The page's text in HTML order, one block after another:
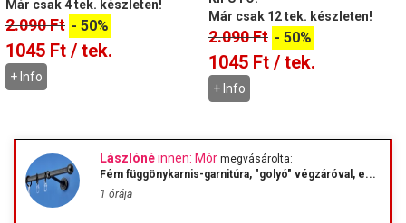
Már csak 4 tek. készleten!
2.090Ft - 50%
1045 Ft / tek.
+ Info
Már csak 12 tek. készleten!
2.090Ft - 50%
1045 Ft / tek.
+ Info
Lászlónéinnen: Mór megvásárolta:
Fém függönykarnis-garnitúra, "golyó" végzáróval, e...
1 órája